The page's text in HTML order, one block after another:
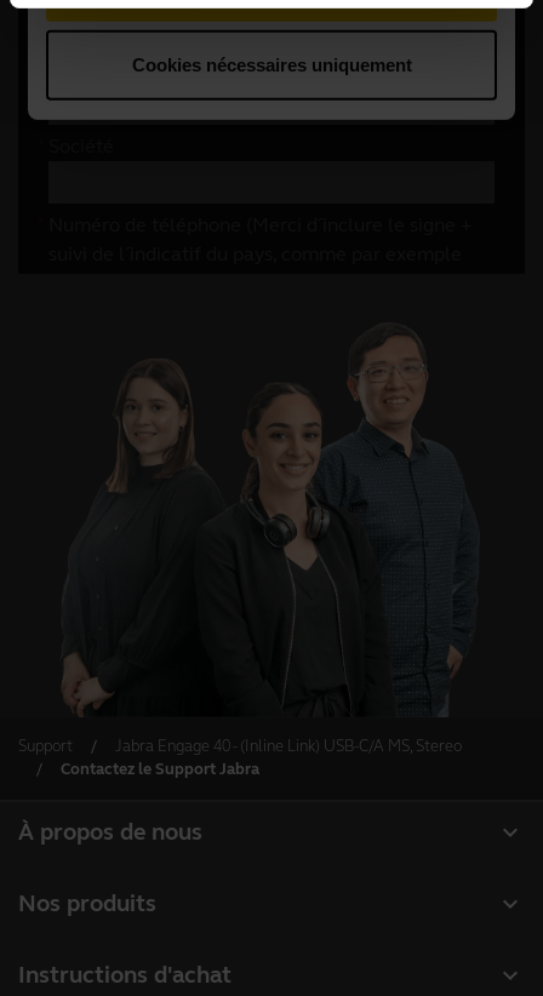
Support
Jabra Engage 40 - (Inline Link) USB-C/A MS, Stereo
Contactez le Support Jabra
expand_more
À propos de nous
Durabilité
expand_more
Nos produits
expand_more
Instructions d'achat